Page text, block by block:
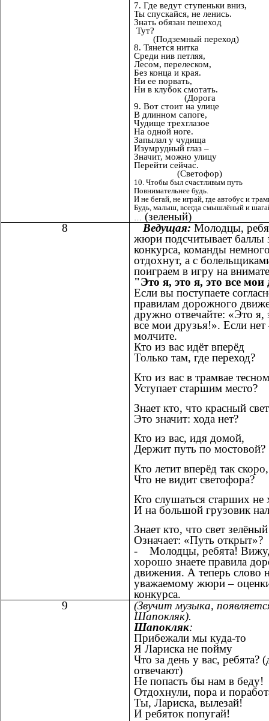
7. Где ведут ступеньки вниз,
Ты спускайся, не ленись.
Знать обязан пешеход
Тут?
(Подземный переход)
8. Тянется нитка
Среди нив петляя,
Лесом, перелеском,
Без конца и края.
Ни ее порвать,
Ни в клубок смотать.
(Дорога
9. Вот стоит на улице
В длинном сапоге,
Чудище трехглазое
На одной ноге.
Запылал у чудища
Изумрудный глаз –
Значит, можно улицу
Перейти сейчас.
(Светофор)
10. Чтобы был счастливым путь
Повнимательнее будь.
И не бегай, не играй, где автобус и
Будь, малыш, всегда смышлёный и
… (зеленый)
8
Ведущая: Молодцы,
жюри подсчитывает баллы
конкурса, команды
отдохнут, а с
поиграем в игру на
"Это я, это я, это все мои
Если вы поступаете
правилам дорожного
дружно отвечайте: «Это я,
все мои друзья!». Если нет
молчите.
Кто из вас идёт вперёд
Только там, где переход?
Кто из вас в трамвае тесном
Уступает старшим место?
Знает кто, что красный свет
Это значит: хода нет?
Кто из вас, идя домой,
Держит путь по мостовой?
Кто летит вперёд так скоро,
Что не видит светофора?
Кто слушаться старших не
И на большой грузовик
Знает кто, что свет зелёный
Означает: «Путь открыт»?
- Молодцы, ребята!
хорошо знаете правила
движения. А теперь слово
уважаемому жюри –
конкурса.
9
(Звучит музыка,
Шапокляк).
Шапокляк:
Прибежали мы куда-то
Я Лариска не пойму
Что за день у вас, ребята?
отвечают)
Не попасть бы нам в беду!
Отдохнули, пора и
Ты, Лариска, вылезай!
И ребяток попугай!